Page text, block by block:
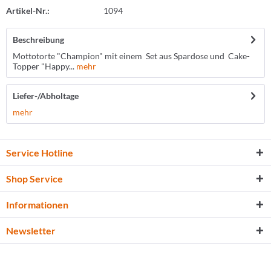
Artikel-Nr.: 1094
Beschreibung
Mottotorte "Champion" mit einem Set aus Spardose und Cake-
Topper "Happy... mehr
Liefer-/Abholtage
mehr
Service Hotline
Shop Service
Informationen
Newsletter